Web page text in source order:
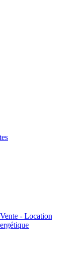
- Location